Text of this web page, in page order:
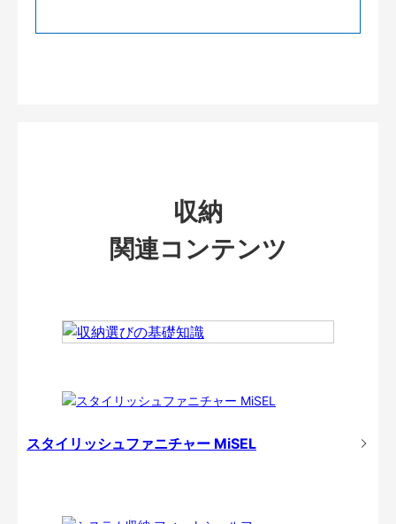
収納
関連コンテンツ
スタイリッシュファニチャー MiSEL